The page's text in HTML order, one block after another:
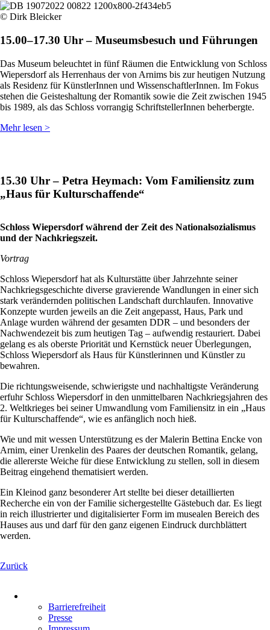
© Dirk Bleicker
15.00–17.30 Uhr – Museumsbesuch und Führungen
Das Museum beleuchtet in fünf Räumen die Entwicklung von Schloss
Wiepersdorf als Herrenhaus der von Arnims bis zur heutigen Nutzung
als Residenz für KünstlerInnen und WissenschaftlerInnen. Im Fokus
stehen die Geisteshaltung der Romantik sowie die Zeit zwischen 1945
bis 1989, als das Schloss vorrangig SchriftstellerInnen beherbergte.
Mehr lesen >
15.30 Uhr – Petra Heymach: Vom Familiensitz zum
„Haus für Kulturschaffende“
Schloss Wiepersdorf während der Zeit des Nationalsozialismus
und der Nachkriegszeit.
Vortrag
Schloss Wiepersdorf hat als Kulturstätte über Jahrzehnte seiner
Nachkriegsgeschichte diverse gravierende Wandlungen in einer sich
stark verändernden politischen Landschaft durchlaufen. Innovative
Konzepte wurden jeweils an die Zeit angepasst, Haus, Park und
Anlage wurden während der gesamten DDR – und besonders der
Nachwendezeit bis zum heutigen Tag – aufwendig restauriert. Dabei
gelang es als oberste Priorität und Kernstück neuer Überlegungen,
Schloss Wiepersdorf als Haus für Künstlerinnen und Künstler zu
bewahren.
Die richtungsweisende, schwierigste und nachhaltigste Veränderung
erfuhr Schloss Wiepersdorf in den unmittelbaren Nachkriegsjahren des
2. Weltkrieges bei seiner Umwandlung vom Familiensitz in ein „Haus
für Kulturschaffende“, wie es anfänglich noch hieß.
Wie und mit wessen Unterstützung es der Malerin Bettina Encke von
Arnim, einer Urenkelin des Paares der deutschen Romantik, gelang,
die allererste Weiche für diese Entwicklung zu stellen, soll in diesem
Beitrag eingehend thematisiert werden.
Ein Kleinod ganz besonderer Art stellte bei dieser detaillierten
Recherche ein von der Familie sichergestellte Gästebuch dar. Es liegt
in reich illustrierter und digitalisierter Form im musealen Bereich des
Hauses aus und darf für den ganz eigenen Eindruck durchblättert
werden.
Zurück
überspringen
Barrierefreiheit
Presse